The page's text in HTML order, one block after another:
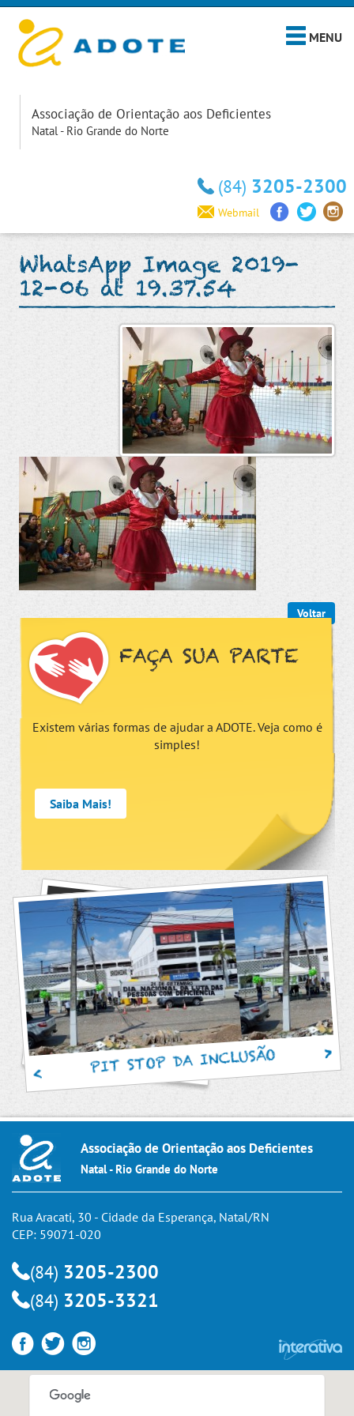
MENU
Associação de Orientação aos Deficientes
Natal - Rio Grande do Norte
(84) 3205-2300
Webmail
WhatsApp Image 2019-
12-06 at 19.37.54
Voltar
FAÇA SUA PARTE
Existem várias formas de ajudar a ADOTE. Veja como é
simples!
Saiba Mais!
PIT STOP DA INCLUSÃO
Associação de Orientação aos Deficientes
Natal - Rio Grande do Norte
Rua Aracati, 30 - Cidade da Esperança, Natal/RN
CEP: 59071-020
(84) 3205-2300
(84) 3205-3321